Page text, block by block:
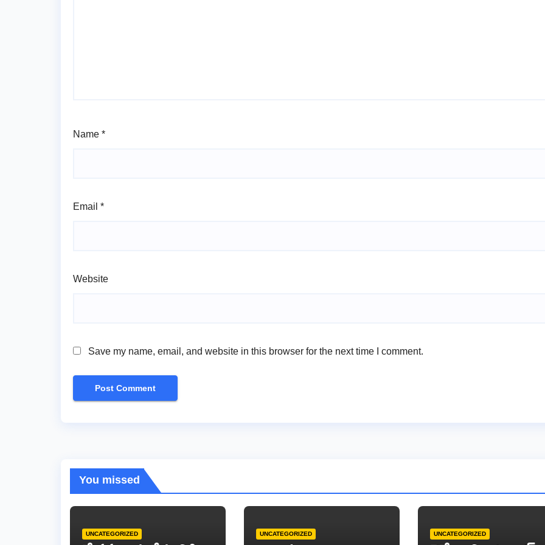
Name *
Email *
Website
Save my name, email, and website in this browser for the next time I comment.
You missed
UNCATEGORIZED UNCATEGORIZED UNCATEGORIZED